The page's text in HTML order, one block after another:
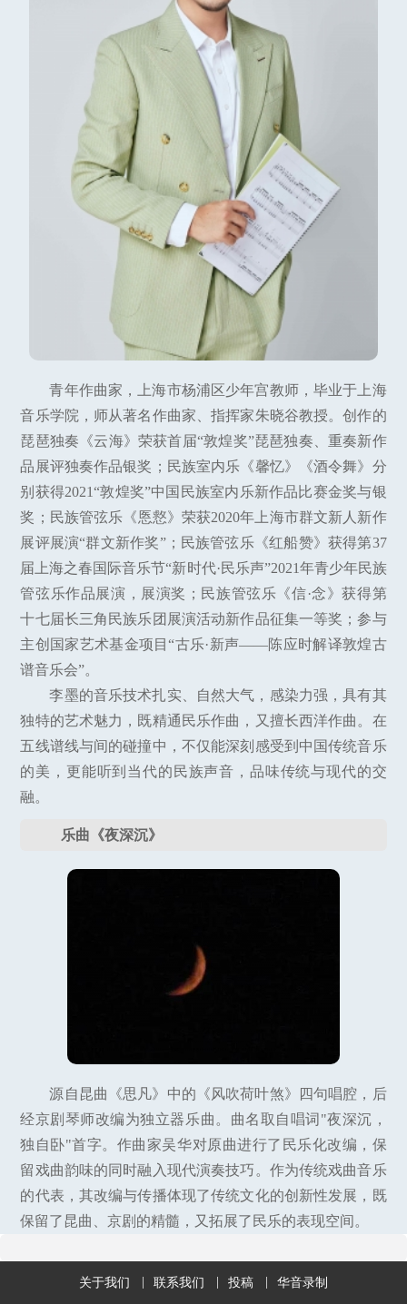
青年作曲家，上海市杨浦区少年宫教师，毕业于上海
音乐学院，师从著名作曲家、指挥家朱晓谷教授。创作的
琵琶独奏《云海》荣获首届“敦煌奖”琵琶独奏、重奏新作
品展评独奏作品银奖；民族室内乐《馨忆》《酒令舞》分
别获得2021“敦煌奖”中国民族室内乐新作品比赛金奖与银
奖；民族管弦乐《悘慦》荣获2020年上海市群文新人新作
展评展演“群文新作奖”；民族管弦乐《红船赞》获得第37
届上海之春国际音乐节“新时代·民乐声”2021年青少年民族
管弦乐作品展演，展演奖；民族管弦乐《信·念》获得第
十七届长三角民族乐团展演活动新作品征集一等奖；参与
主创国家艺术基金项目“古乐·新声——陈应时解译敦煌古
谱音乐会”。
李墨的音乐技术扎实、自然大气，感染力强，具有其
独特的艺术魅力，既精通民乐作曲，又擅长西洋作曲。在
五线谱线与间的碰撞中，不仅能深刻感受到中国传统音乐
的美，更能听到当代的民族声音，品味传统与现代的交
融。
乐曲《夜深沉》
源自昆曲《思凡》中的《风吹荷叶煞》四句唱腔，后
经京剧琴师改编为独立器乐曲。曲名取自唱词"夜深沉，
独自卧"首字。作曲家吴华对原曲进行了民乐化改编，保
留戏曲韵味的同时融入现代演奏技巧。作为传统戏曲音乐
的代表，其改编与传播体现了传统文化的创新性发展，既
保留了昆曲、京剧的精髓，又拓展了民乐的表现空间。
关于我们 联系我们 投稿 华音录制